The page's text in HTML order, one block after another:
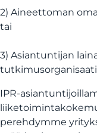
2) Aineettoman
tai
3) Asiantuntijan
IPR-
perehdymme